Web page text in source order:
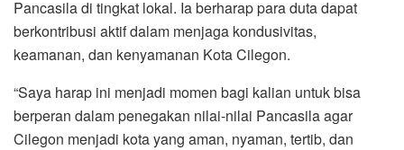
Pancasila di tingkat lokal. Ia berharap para duta dapat
berkontribusi aktif dalam menjaga kondusivitas,
keamanan, dan kenyamanan Kota Cilegon.
“Saya harap ini menjadi momen bagi kalian untuk bisa
berperan dalam penegakan nilai-nilai Pancasila agar
Cilegon menjadi kota yang aman, nyaman, tertib, dan